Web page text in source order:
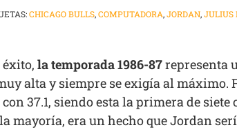
CHICAGO BULLS,COMPUTADORA,JORDAN,JULIUS
la temporada 1986-87representa
alta y siempre se exigía al máximo.
37.1, siendo esta la primera de
mayoría, era un hecho que Jordan